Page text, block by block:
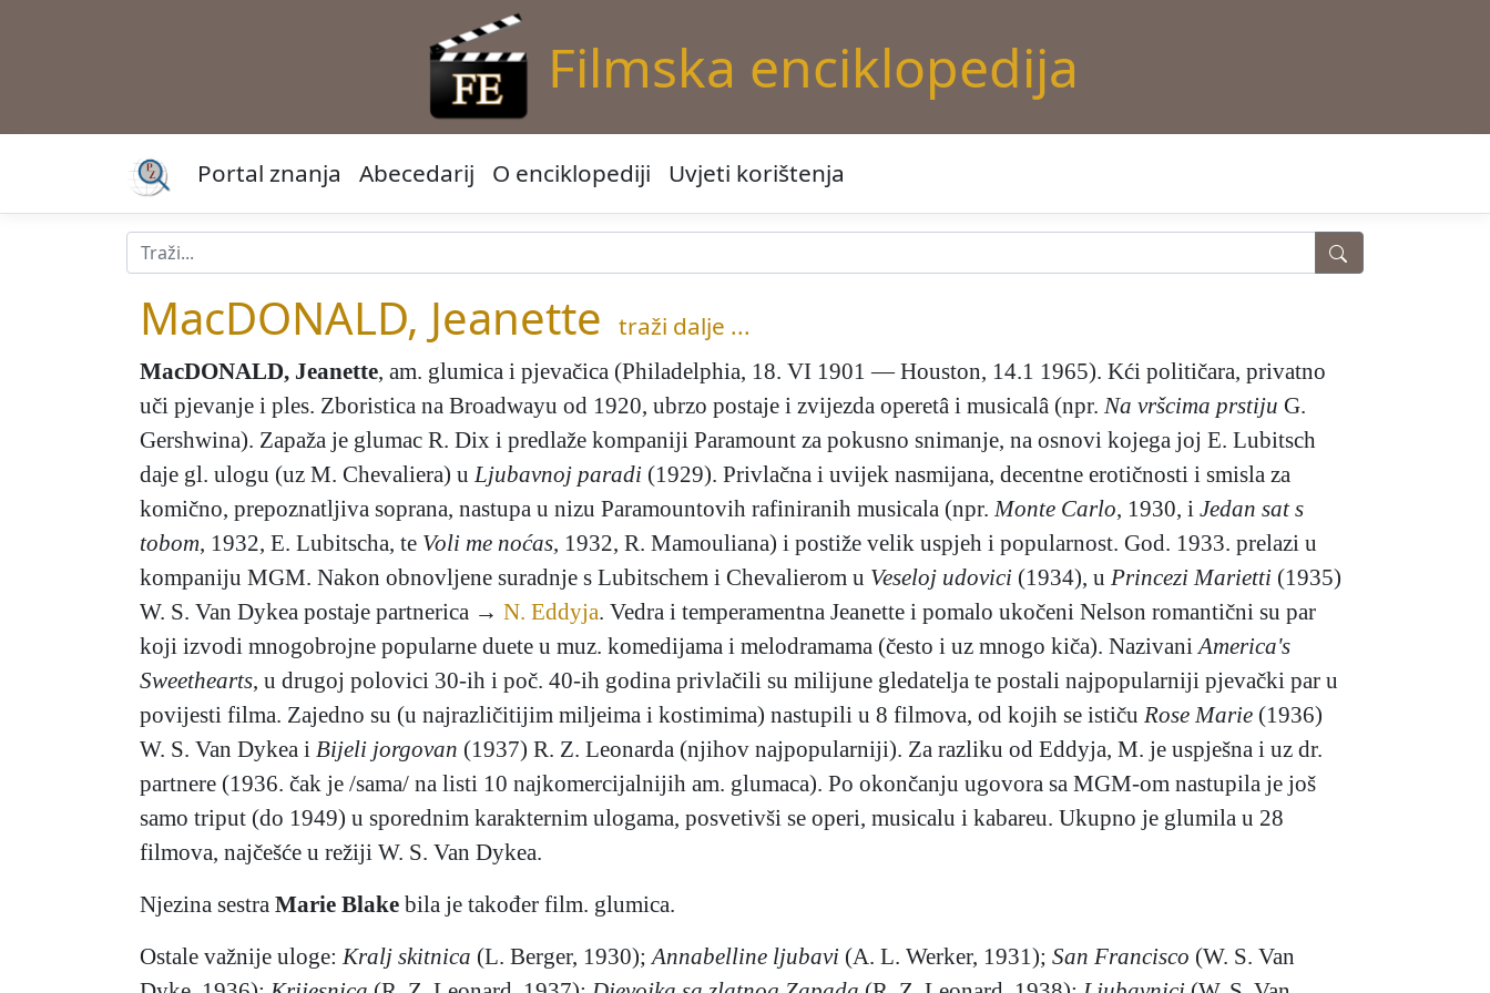
Filmska enciklopedija
Portal znanja Abecedarij O enciklopediji Uvjeti korištenja
MacDONALD, Jeanette traži dalje ...
MacDONALD, Jeanette, am. glumica i pjevačica (Philadelphia, 18. VI 1901 — Houston, 14.1 1965). Kći političara, privatno
uči pjevanje i ples. Zboristica na Broadwayu od 1920, ubrzo postaje i zvijezda operetâ i musicalâ (npr. Na vršcima prstiju G.
Gershwina). Zapaža je glumac R. Dix i predlaže kompaniji Paramount za pokusno snimanje, na osnovi kojega joj E. Lubitsch
daje gl. ulogu (uz M. Chevaliera) u Ljubavnoj paradi (1929). Privlačna i uvijek nasmijana, decentne erotičnosti i smisla za
komično, prepoznatljiva soprana, nastupa u nizu Paramountovih rafiniranih musicala (npr. Monte Carlo, 1930, i Jedan sat s
tobom, 1932, E. Lubitscha, te Voli me noćas, 1932, R. Mamouliana) i postiže velik uspjeh i popularnost. God. 1933. prelazi u
kompaniju MGM. Nakon obnovljene suradnje s Lubitschem i Chevalierom u Veseloj udovici (1934), u Princezi Marietti (1935)
W. S. Van Dykea postaje partnerica → N. Eddyja. Vedra i temperamentna Jeanette i pomalo ukočeni Nelson romantični su par
koji izvodi mnogobrojne popularne duete u muz. komedijama i melodramama (često i uz mnogo kiča). Nazivani America's
Sweethearts, u drugoj polovici 30-ih i poč. 40-ih godina privlačili su milijune gledatelja te postali najpopularniji pjevački par u
povijesti filma. Zajedno su (u najrazličitijim miljeima i kostimima) nastupili u 8 filmova, od kojih se ističu Rose Marie (1936)
W. S. Van Dykea i Bijeli jorgovan (1937) R. Z. Leonarda (njihov najpopularniji). Za razliku od Eddyja, M. je uspješna i uz dr.
partnere (1936. čak je /sama/ na listi 10 najkomercijalnijih am. glumaca). Po okončanju ugovora sa MGM-om nastupila je još
samo triput (do 1949) u sporednim karakternim ulogama, posvetivši se operi, musicalu i kabareu. Ukupno je glumila u 28
filmova, najčešće u režiji W. S. Van Dykea.
Njezina sestra Marie Blake bila je također film. glumica.
Ostale važnije uloge: Kralj skitnica (L. Berger, 1930); Annabelline ljubavi (A. L. Werker, 1931); San Francisco (W. S. Van